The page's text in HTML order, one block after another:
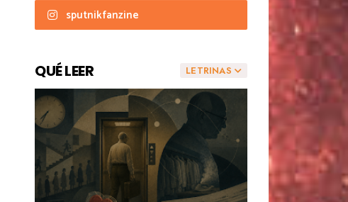
sputnikfanzine
LETRINAS
QUÉ LEER